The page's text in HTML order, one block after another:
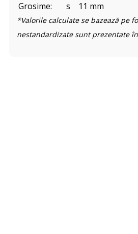
Grosime:
s 11 mm
*Valorile calculate se bazează pe
nestandardizate sunt prezentate